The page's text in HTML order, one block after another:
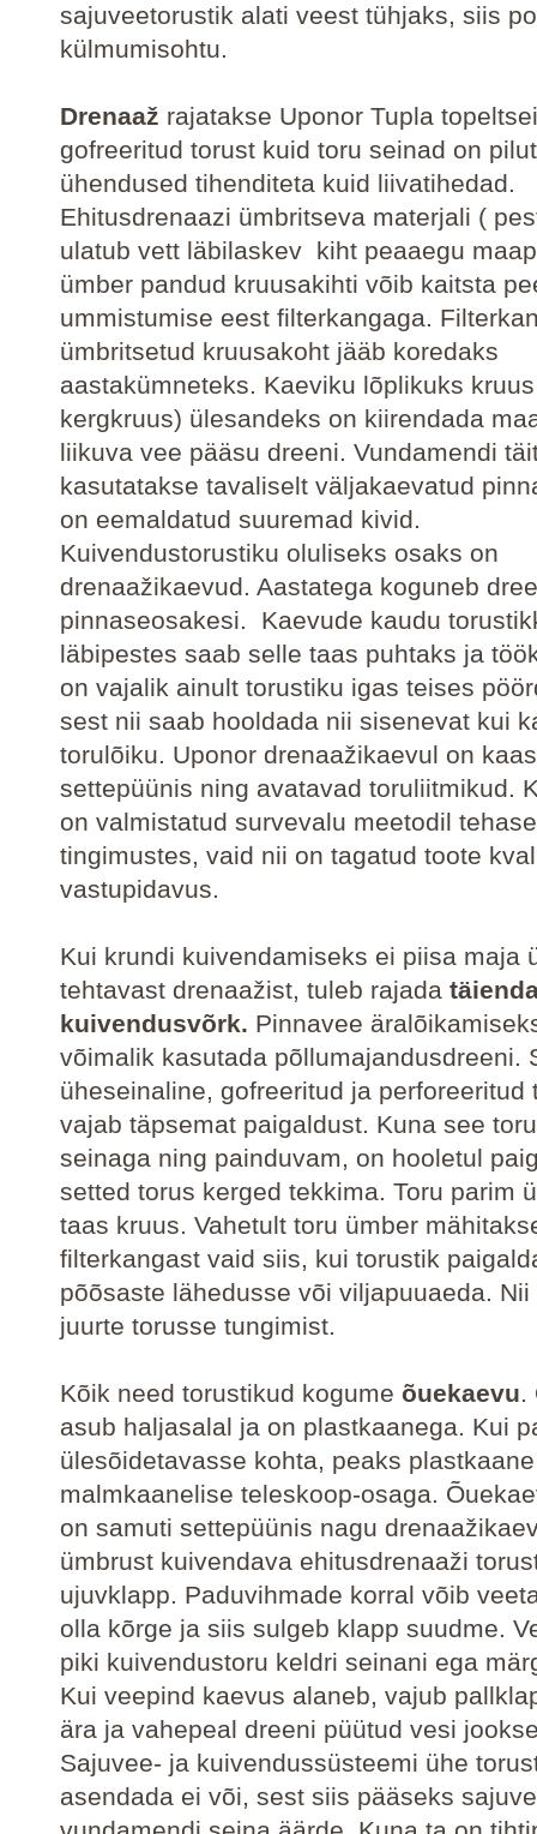
sajuveetorustik alati veest tühjaks, siis
külmumisohtu.
Drenaaž rajatakse Uponor Tupla
gofreeritud torust kuid toru seinad on
ühendused tihenditeta kuid liivatihedad.
Ehitusdrenaazi ümbritseva materjali (
ulatub vett läbilaskev kiht peaaegu
ümber pandud kruusakihti võib kaitsta
ummistumise eest filterkangaga.
ümbritsetud kruusakoht jääb koredaks
aastakümneteks. Kaeviku lõplikuks
kergkruus) ülesandeks on kiirendada
liikuva vee pääsu dreeni. Vundamendi
kasutatakse tavaliselt väljakaevatud
on eemaldatud suuremad kivid.
Kuivendustorustiku oluliseks osaks on
drenaažikaevud. Aastatega koguneb
pinnaseosakesi. Kaevude kaudu
läbipestes saab selle taas puhtaks ja
on vajalik ainult torustiku igas teises
sest nii saab hooldada nii sisenevat kui
torulõiku. Uponor drenaažikaevul on
settepüünis ning avatavad toruliitmikud.
on valmistatud survevalu meetodil tehase
tingimustes, vaid nii on tagatud toote
vastupidavus.
Kui krundi kuivendamiseks ei piisa maja
tehtavast drenaažist, tuleb rajada
kuivendusvõrk. Pinnavee
võimalik kasutada põllumajandusdreeni.
üheseinaline, gofreeritud ja perforeeritud
vajab täpsemat paigaldust. Kuna see
seinaga ning painduvam, on hooletul
setted torus kerged tekkima. Toru parim
taas kruus. Vahetult toru ümber
filterkangast vaid siis, kui torustik
põõsaste lähedusse või viljapuuaeda. Nii
juurte torusse tungimist.
Kõik need torustikud kogume õuekaevu.
asub haljasalal ja on plastkaanega. Kui
ülesõidetavasse kohta, peaks
malmkaanelise teleskoop-osaga.
on samuti settepüünis nagu
ümbrust kuivendava ehitusdrenaaži
ujuvklapp. Paduvihmade korral võib
olla kõrge ja siis sulgeb klapp suudme.
piki kuivendustoru keldri seinani ega
Kui veepind kaevus alaneb, vajub
ära ja vahepeal dreeni püütud vesi
Sajuvee- ja kuivendussüsteemi ühe
asendada ei või, sest siis pääseks